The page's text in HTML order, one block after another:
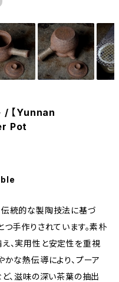
/ 【Yunnan
Pot
統的な製陶技法に基づ
手作りされています。素朴
、実用性と安定性を重視
な熱伝導により、プーア
、滋味の深い茶葉の抽出